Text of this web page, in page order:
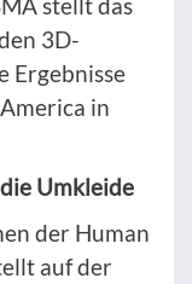
3D-
Ergebnisse
in
Umkleide
der Human
auf der